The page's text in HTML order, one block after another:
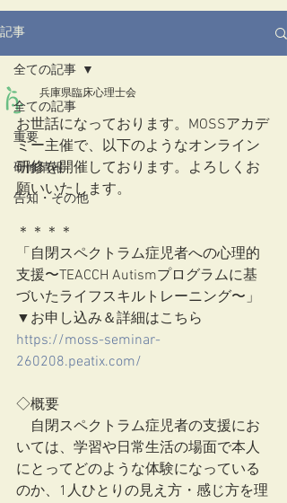
記事
全ての記事
重要
研修情報
告知・その他
全ての記事
兵庫県臨床心理士会
お世話になっております。MOSSアカデ
ミー主催で、以下のようなオンライン
研修を開催しております。よろしくお
願いいたします。
＊＊＊＊
「自閉スペクトラム症児者への心理的
支援〜TEACCH Autismプログラムに基
づいたライフスキルトレーニング〜」
▼お申し込み＆詳細はこちら
https://moss-seminar-
260208.peatix.com/
◇概要
自閉スペクトラム症児者の支援にお
いては、学習や日常生活の場面で本人
にとってどのような体験になっている
のか、1人ひとりの見え方・感じ方を理